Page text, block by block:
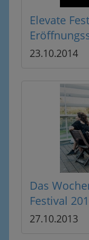
Elevate
23.10.2014
Das
Festival
27.10.2013